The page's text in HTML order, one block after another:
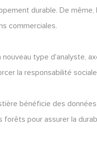
durable. De
commerciales.
type d'analyste,
la responsabilité
bénéficie des
pour assurer la